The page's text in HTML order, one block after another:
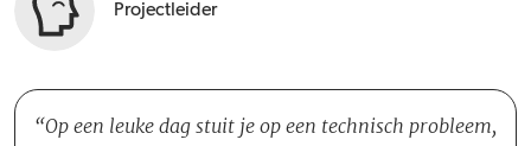
Projectleider
Op een leuke dag stuit je op een technisch probleem,